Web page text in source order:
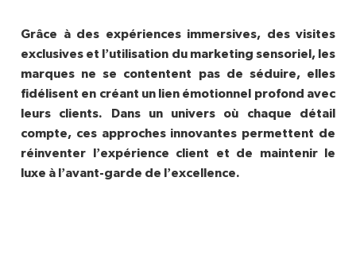
Grâce à des expériences immersives, des visites
exclusives et l ’utilisation du marketing sensoriel, les
marques ne se contentent pas de séduire, elles
fidélisent en créant un lien émotionnel profond avec
leurs clients. Dans un univers où chaque détail
compte, ces approches innovantes permettent de
réinventer l ’expérience client et de maintenir le
luxe à l ’avant-garde de l ’excellence.